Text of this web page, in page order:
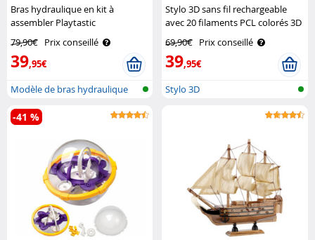
Bras hydraulique en kit à
assembler Playtastic
79,90€ Prix conseillé
39,95€
Modèle de bras hydraulique
en kit a..
Stylo 3D sans fil rechargeable
avec 20 filaments PCL colorés 3D
69,90€ Prix conseillé
39,95€
Stylo 3D
-41 %